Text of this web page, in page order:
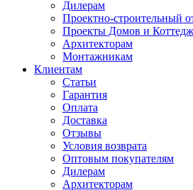
Дилерам
Проектно-строительный
Проекты Домов и
Архитекторам
Монтажникам
Клиентам
Статьи
Гарантия
Оплата
Доставка
Отзывы
Условия возврата
Оптовым покупателям
Дилерам
Архитекторам